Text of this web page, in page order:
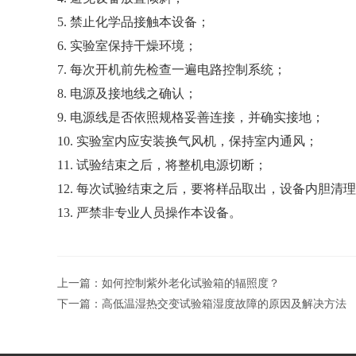
5. 禁止化学品接触本设备；
6. 实验室保持干燥环境；
7. 每次开机前先检查一遍电路控制系统；
8. 电源及接地线之确认；
9. 电源线是否依照规格妥善连接，并确实接地；
10. 实验室内应安装换气风机，保持室内通风；
1 1 . 试验结束之后，将整机电源切断；
1 2. 每次试验结束之后，要将样品取出，设备内胆清
13. 严禁非专业人员操作本设备。
上一篇： 如何控制紫外老化试验箱的辐照度？
下一篇： 高低温湿热交变试验箱湿度故障的原因及解决方法